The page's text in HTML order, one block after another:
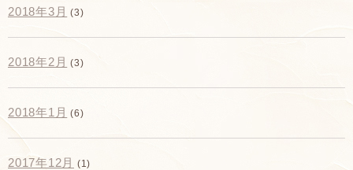
2018年3月 (3)
2018年2月 (3)
2018年1月 (6)
2017年12月 (1)